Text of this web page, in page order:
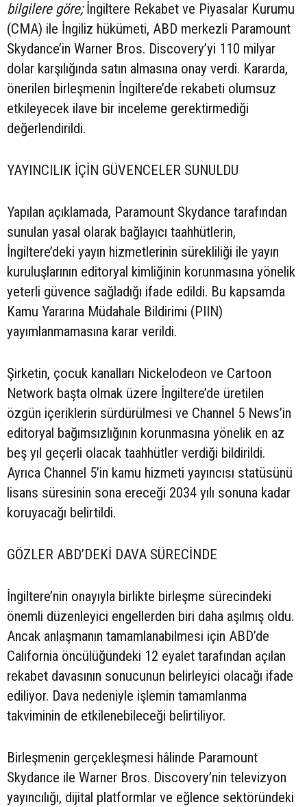
bilgilere göre;İngiltere Rekabet ve Piyasalar Kurumu
(CMA) ile İngiliz hükümeti, ABD merkezli Paramount
Skydance’in Warner Bros. Discovery’yi 110 milyar
dolar karşılığında satın almasına onay verdi. Kararda,
önerilen birleşmenin İngiltere’de rekabeti olumsuz
etkileyecek ilave bir inceleme gerektirmediği
değerlendirildi.
YAYINCILIK İÇİN GÜVENCELER SUNULDU
Yapılan açıklamada, Paramount Skydance tarafından
sunulan yasal olarak bağlayıcı taahhütlerin,
İngiltere’deki yayın hizmetlerinin sürekliliği ile yayın
kuruluşlarının editoryal kimliğinin korunmasına yönelik
yeterli güvence sağladığı ifade edildi. Bu kapsamda
Kamu Yararına Müdahale Bildirimi (PIIN)
yayımlanmamasına karar verildi.
Şirketin, çocuk kanalları Nickelodeon ve Cartoon
Network başta olmak üzere İngiltere’de üretilen
özgün içeriklerin sürdürülmesi ve Channel 5 News’in
editoryal bağımsızlığının korunmasına yönelik en az
beş yıl geçerli olacak taahhütler verdiği bildirildi.
Ayrıca Channel 5’in kamu hizmeti yayıncısı statüsünü
lisans süresinin sona ereceği 2034 yılı sonuna kadar
koruyacağı belirtildi.
GÖZLER ABD’DEKİ DAVA SÜRECİNDE
İngiltere’nin onayıyla birlikte birleşme sürecindeki
önemli düzenleyici engellerden biri daha aşılmış oldu.
Ancak anlaşmanın tamamlanabilmesi için ABD’de
California öncülüğündeki 12 eyalet tarafından açılan
rekabet davasının sonucunun belirleyici olacağı ifade
ediliyor. Dava nedeniyle işlemin tamamlanma
takviminin de etkilenebileceği belirtiliyor.
Birleşmenin gerçekleşmesi hâlinde Paramount
Skydance ile Warner Bros. Discovery’nin televizyon
yayıncılığı, dijital platformlar ve eğlence sektöründeki